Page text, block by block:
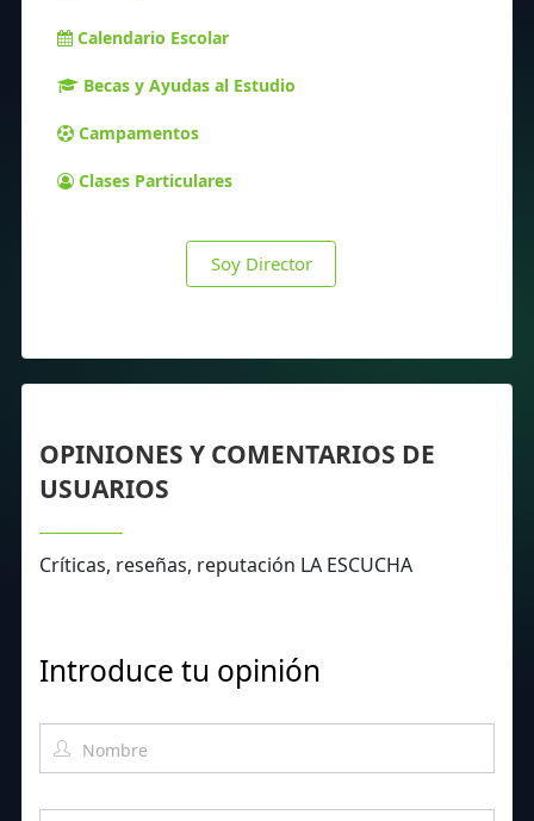
Calendario Escolar
Becas y Ayudas al Estudio
Campamentos
Clases Particulares
Soy Director
OPINIONES Y COMENTARIOS DE
USUARIOS
Críticas, reseñas, reputación LA ESCUCHA
Introduce tu opinión